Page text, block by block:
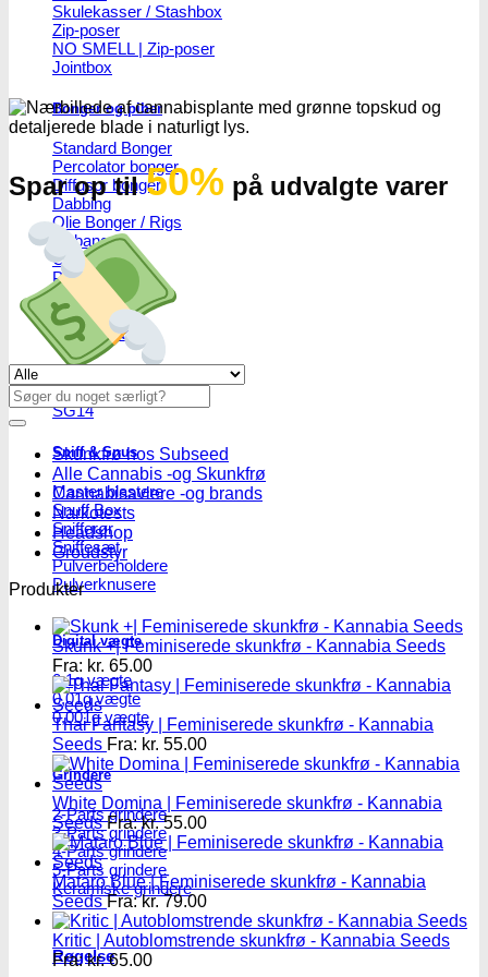
Skulekasser / Stashbox
Zip-poser
NO SMELL | Zip-poser
Jointbox
Bonger og piber
Standard Bonger
Percolator bonger
Diffusor bonger
Dabbing
Olie Bonger / Rigs
Tjubanger
Chillum
Piber
Bonghoveder
Ø20
SG14
Sniff & Snus
Master blastere
Snuff Box
Snifferør
Sniffesæt
Pulverbeholdere
Pulverknusere
Digital vægte
0,1g vægte
0,01g vægte
0,001g vægte
Grindere
2-Parts grindere
3-Parts grindere
4-Parts grindere
5-Parts grindere
Keramiske grindere
Røgelse
Spar op til50% på udvalgte varer
Se alle tilbud her
Søg
efter:
Skunkfrø hos Subseed
Alle Cannabis -og Skunkfrø
Cannabisavlere -og brands
Narkotests
Headshop
Groudstyr
Produkter
Skunk +| Feminiserede skunkfrø - Kannabia Seeds
Fra: kr. 65.00
Thai Fantasy | Feminiserede skunkfrø - Kannabia
Seeds Fra: kr. 55.00
White Domina | Feminiserede skunkfrø - Kannabia
Seeds Fra:kr.55.00
Mataro Blue | Feminiserede skunkfrø - Kannabia
Seeds Fra:kr.79.00
Kritic | Autoblomstrende skunkfrø - Kannabia Seeds
Fra:kr.65.00